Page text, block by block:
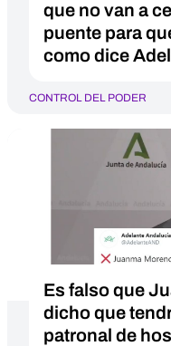
que no van a
puente para
como dice
CONTROL DEL PODER
Es falso que
dicho que
patronal de